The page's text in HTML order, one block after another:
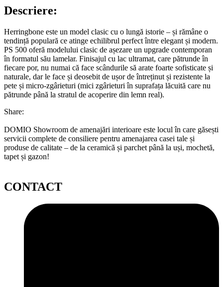
Descriere:
Herringbone este un model clasic cu o lungă istorie – și rămâne o
tendință populară ce atinge echilibrul perfect între elegant și modern.
PS 500 oferă modelului clasic de așezare un upgrade contemporan
în formatul său lamelar. Finisajul cu lac ultramat, care pătrunde în
fiecare por, nu numai că face scândurile să arate foarte sofisticate și
naturale, dar le face și deosebit de ușor de întreținut și rezistente la
pete și micro-zgârieturi (mici zgârieturi în suprafața lăcuită care nu
pătrunde până la stratul de acoperire din lemn real).
Share:
DOMIO Showroom de amenajări interioare este locul în care găsești
servicii complete de consiliere pentru amenajarea casei tale și
produse de calitate – de la ceramică și parchet până la uși, mochetă,
tapet și gazon!
CONTACT